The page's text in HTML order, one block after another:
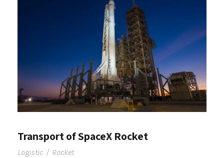
Transport of SpaceX Rocket
Logistic / Rocket